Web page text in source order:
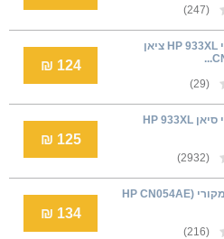
(247)
ראש דיו מקורי HP 933XL ציאן
(29)
124 ₪
ראש דיו מקורי סיאן HP 933XL
(2932)
125 ₪
ראש דיו ציאן מקורי (HP CN054AE
(216)
134 ₪